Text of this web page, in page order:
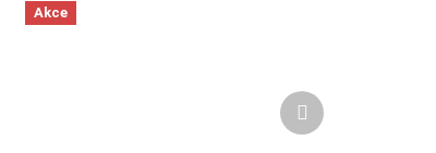
Akce
Další produkt